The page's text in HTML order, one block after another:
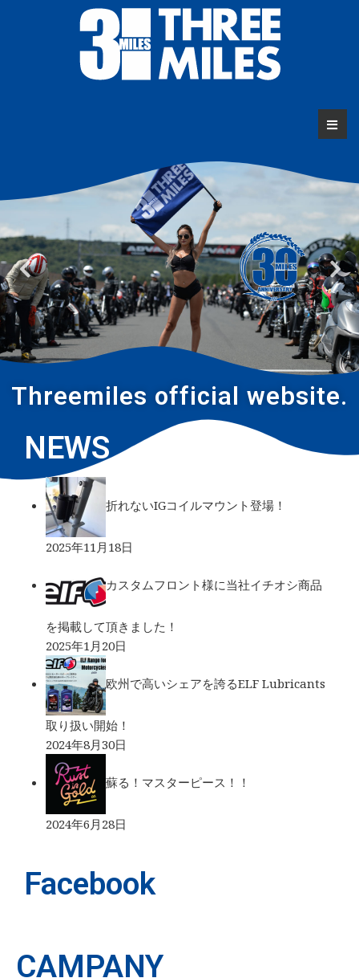
Threemiles official website.
NEWS
折れないIGコイルマウント登場！
2025年11月18日
カスタムフロント様に当社イチオシ商品
を掲載して頂きました！
2025年1月20日
欧州で高いシェアを誇るELF Lubricants
取り扱い開始！
2024年8月30日
蘇る！マスターピース！！
2024年6月28日
Facebook
CAMPANY